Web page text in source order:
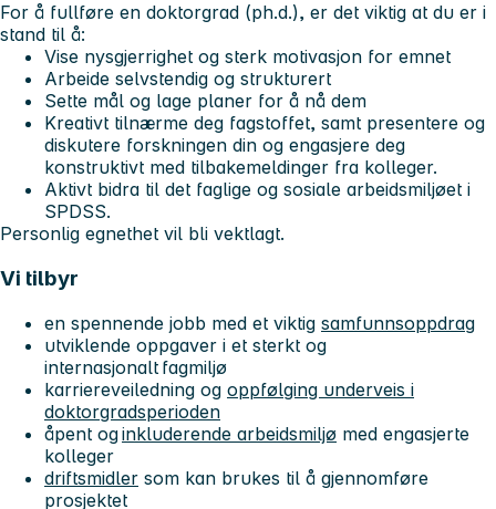
For å fullføre en doktorgrad (ph.d.), er det viktig at du er i
stand til å:
Vise nysgjerrighet og sterk motivasjon for emnet
Arbeide selvstendig og strukturert
Sette mål og lage planer for å nå dem
Kreativt tilnærme deg fagstoffet, samt presentere og
diskutere forskningen din og engasjere deg
konstruktivt med tilbakemeldinger fra kolleger.
Aktivt bidra til det faglige og sosiale arbeidsmiljøet i
SPDSS.
Personlig egnethet vil bli vektlagt.
Vi tilbyr
en spennende jobb med et viktig samfunnsoppdrag
utviklende oppgaver i et sterkt og
internasjonalt fagmiljø
karriereveiledning og oppfølging underveis i
doktorgradsperioden
åpent oginkluderende arbeidsmiljø med engasjerte
kolleger
driftsmidler som kan brukes til å gjennomføre
prosjektet